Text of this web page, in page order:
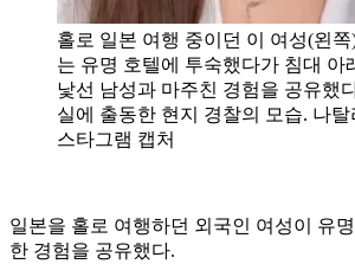
홀로 일본 여행 중이던 이 여성(왼
는 유명 호텔에 투숙했다가 침대 아
낯선 남성과 마주친 경험을 공유했
실에 출동한 현지 경찰의 모습. 나
스타그램 캡처
일본을 홀로 여행하던 외국인 여성이 유
한 경험을 공유했다.